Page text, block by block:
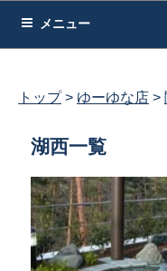
メニュー
トップ ゆーゆな店
湖西一覧